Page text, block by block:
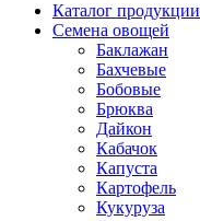
Каталог продукции
Семена овощей
Баклажан
Бахчевые
Бобовые
Брюква
Дайкон
Кабачок
Капуста
Картофель
Кукуруза